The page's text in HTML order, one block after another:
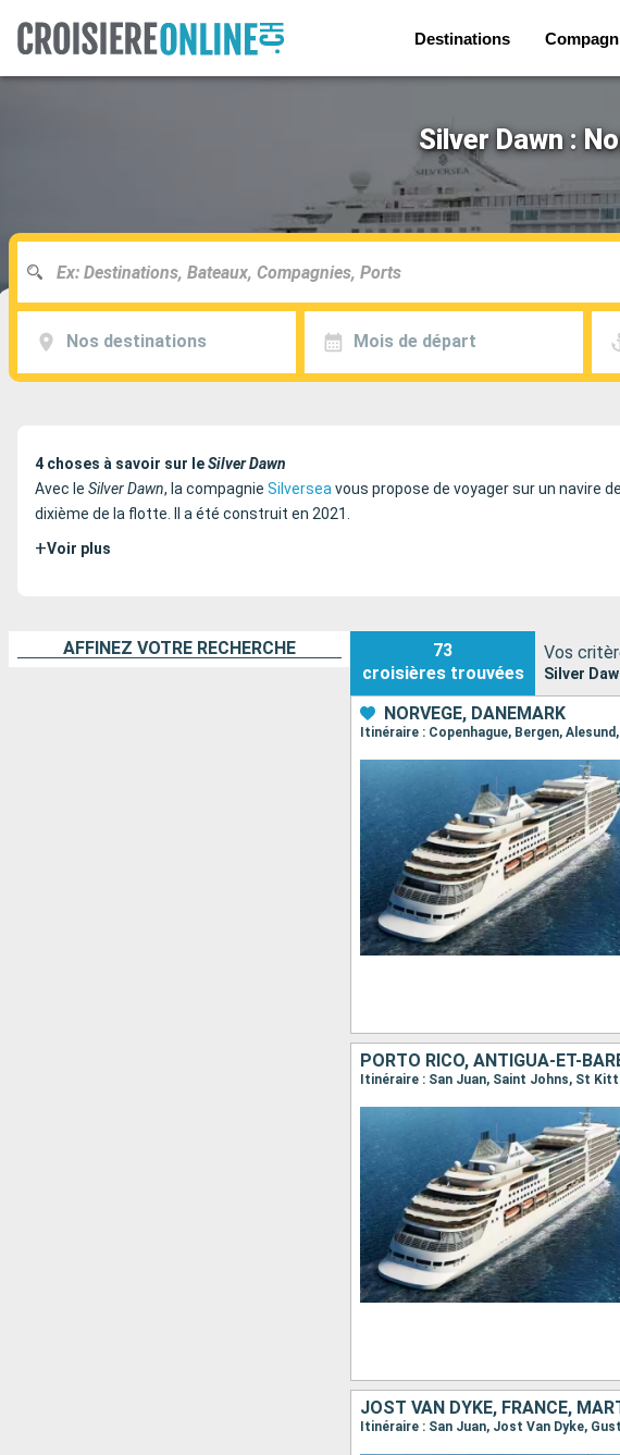
Destinations
Silver Dawn :
Nos destinations Mois de départ
4 choses à savoir sur leSilver Dawn
Avec le Silver Dawn, la compagnie Silversea vous propose de voyager sur un navire
dixième de la flotte. Il a été construit en 2021.
+Voir plus
AFFINEZ VOTRE RECHERCHE
73
croisières trouvées
Vos
Silver
NORVÈGE, DANEMARK
PORTO RICO, ANTIGUA-ET-